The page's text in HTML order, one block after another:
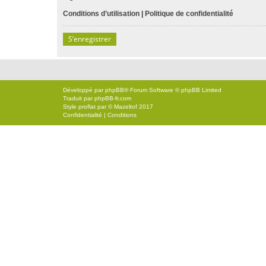
Conditions d’utilisation | Politique de confidentialité
S’enregistrer
Développé parphpBB® Forum Software © phpBB Limited
Traduit parphpBB-fr.com
Style proflat par ©Mazeltof 2017
Confidentialité | Conditions